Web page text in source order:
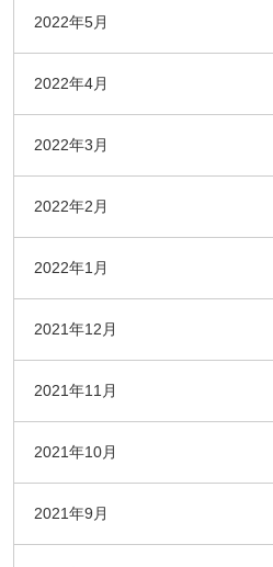
2022年5月
2022年4月
2022年3月
2022年2月
2022年1月
2021年12月
2021年11月
2021年10月
2021年9月